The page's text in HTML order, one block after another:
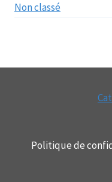
Non classé
Politique de